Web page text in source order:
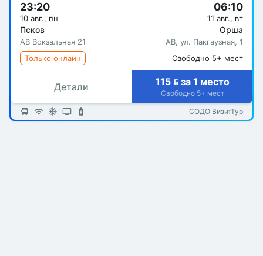
23:20
10 авг., пн
Псков
АВ Вокзальная 21
06:10
11 авг., вт
Орша
АВ, ул. Пакгаузная, 1
Только онлайн
Свободно 5+ мест
Детали 115  за 1 место
Свободно 5+ мест
СОДО ВизитТур